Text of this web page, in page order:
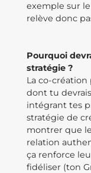
exemple sur
relève donc
Pourquoi
stratégie ?
La co-
dont tu
intégrant tes
stratégie de
montrer que
relation
ça renforce
fidéliser (ton